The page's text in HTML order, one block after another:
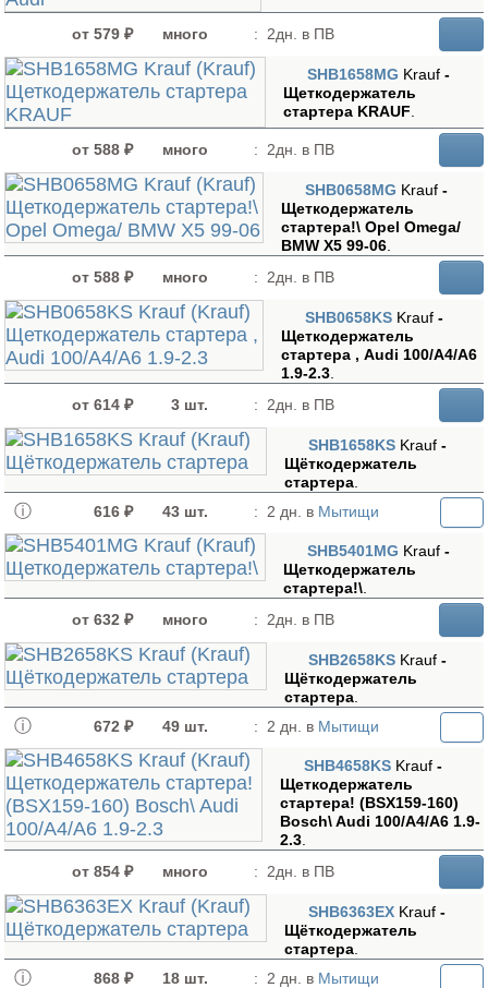
от 579 ₽ много : 2дн. в ПВ
SHB1658MG Krauf -
Щеткодержатель
стартера KRAUF
от 588 ₽ много : 2дн. в ПВ
SHB0658MG Krauf-
Щеткодержатель
стартера!\ Opel Omega/
BMW X5 99-06
от 588 ₽
много : 2дн. в ПВ
SHB0658KS Krauf -
Щеткодержатель
стартера , Audi 100/A4/A6
1.9-2.3.
от 614 ₽
3 шт. : 2дн. в ПВ
SHB1658KS Krauf -
Щёткодержатель
стартера.
616 ₽
43 шт. : 2 дн. в Мытищи
SHB5401MG Krauf -
Щеткодержатель
стартера!\.
от 632 ₽
много : 2дн. в ПВ
SHB2658KS Krauf -
Щёткодержатель
стартера.
672 ₽
49 шт. : 2 дн. в Мытищи
SHB4658KS Krauf -
Щеткодержатель
стартера! (BSX159-160)
Bosch\ Audi 100/A4/A6 1.9-
2.3.
от 854 ₽
много : 2дн. в ПВ
SHB6363EX Krauf -
Щёткодержатель
стартера.
868 ₽
18 шт. : 2 дн. в Мытищи